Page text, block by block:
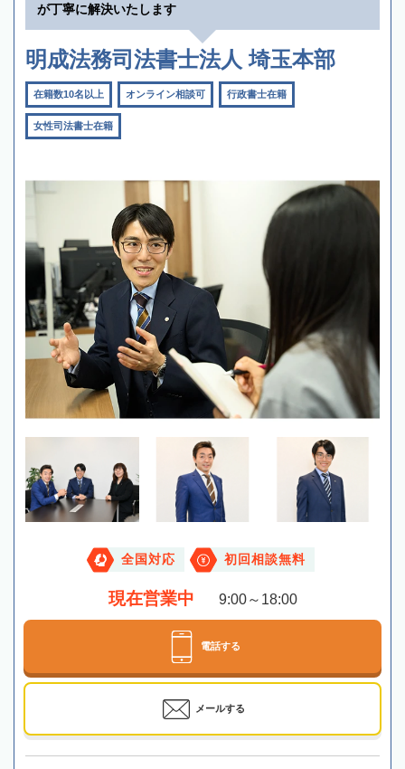
が丁寧に解決いたします
明成法務司法書士法人 埼玉本部
在籍数10名以上 オンライン相談可 行政書士在籍
女性司法書士在籍
全国対応 初回相談無料
現在営業中 9:00～18:00
電話する
メールする